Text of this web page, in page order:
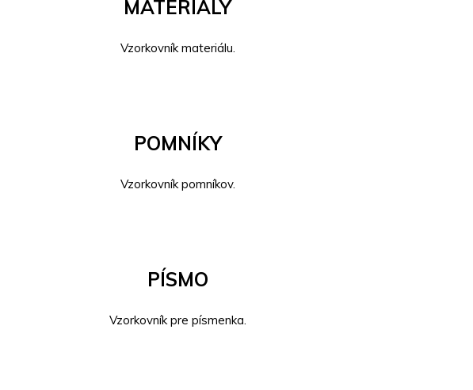
MATERIÁLY
Vzorkovník materiálu.
POMNÍKY
Vzorkovník pomníkov.
PÍSMO
Vzorkovník pre písmenka.